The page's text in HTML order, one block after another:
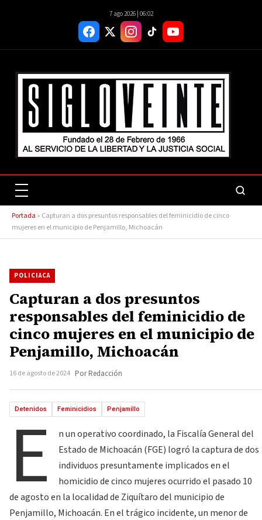
7 ago 2026 | 06:02
Portada » Capturan a dos presuntos responsables del feminicidio de cinco
mujeres en el municipio de Penjamillo, Michoacán
POLICIACA
Capturan a dos presuntos
responsables del feminicidio de
cinco mujeres en el municipio de
Penjamillo, Michoacán
16 de agosto de 2024 Por Redacción
Detenidos Feminicidios Penjamillo
E
n un operativo coordinado, la Fiscalía General del
Estado de Michoacán (FGE) logró la captura de dos
individuos presuntamente implicados en el
homicidio de cinco mujeres ocurrido el pasado 10
de agosto en la localidad de Ziquítaro del municipio de
Penjamillo, Michoacán. En el trágico incidente, un menor de